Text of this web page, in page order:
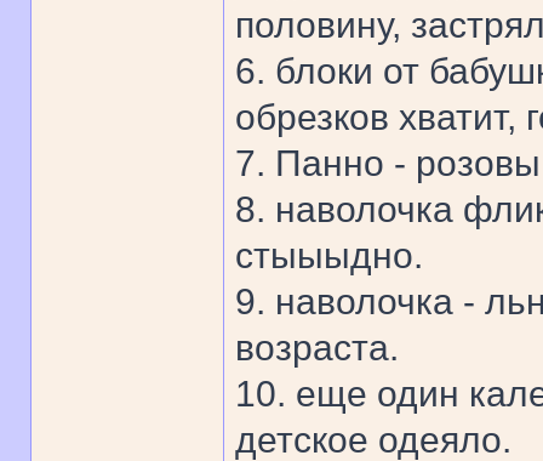
половину,
6. блоки от
обрезков хватит,
7. Панно -
8. наволочка
стыыыдно.
9. наволочка -
возраста.
10. еще один
детское одеяло.